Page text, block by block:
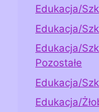
Edukacja/
Edukacja/
Edukacja/
Pozostałe
Edukacja/
Edukacja/